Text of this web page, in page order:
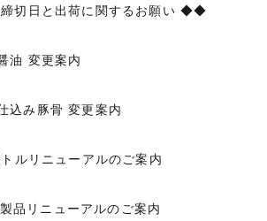
切日と出荷に関するお願い ◆◆
油 変更案内
込み豚骨 変更案内
ルリニューアルのご案内
品リニューアルのご案内